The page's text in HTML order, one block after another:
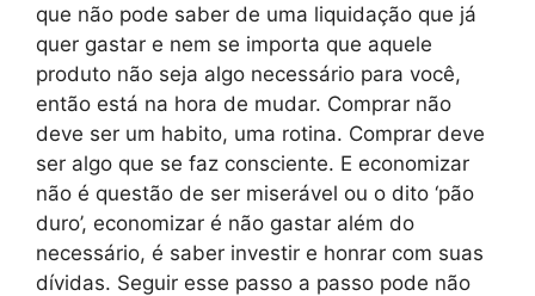
que não pode saber de uma liquidação que já
quer gastar e nem se importa que aquele
produto não seja algo necessário para você,
então está na hora de mudar. Comprar não
deve ser um habito, uma rotina. Comprar deve
ser algo que se faz consciente. E economizar
não é questão de ser miserável ou o dito ‘pão
duro’, economizar é não gastar além do
necessário, é saber investir e honrar com suas
dívidas. Seguir esse passo a passo pode não